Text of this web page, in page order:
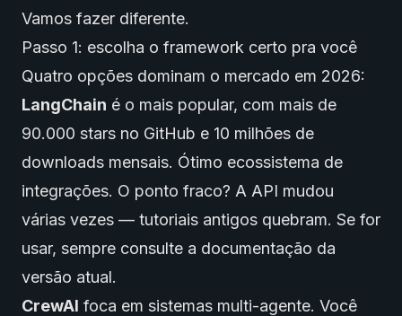
Vamos fazer diferente.
Passo 1: escolha o framework certo pra você
Quatro opções dominam o mercado em 2026:
LangChain é o mais popular, com mais de
90.000 stars no GitHub e 10 milhões de
downloads mensais. Ótimo ecossistema de
integrações. O ponto fraco? A API mudou
várias vezes — tutoriais antigos quebram. Se for
usar, sempre consulte a documentação da
versão atual.
CrewAI foca em sistemas multi-agente. Você